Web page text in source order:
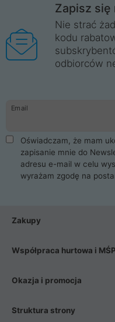
Zapisz się
Nie strać
kodu
odbiorców
Email
Oświadczam, że mam
zapisanie mnie do
adresu e-mail w celu
wyrażam zgodę na
Zakupy
Współpraca hurtowa i MŚP
Okazja i promocja
Struktura strony